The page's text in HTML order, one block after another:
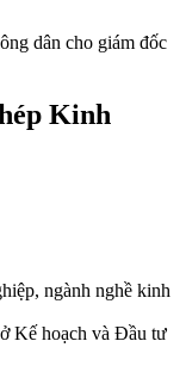
dân cho giám đốc
Kinh
ngành nghề kinh
Kế hoạch và Đầu tư